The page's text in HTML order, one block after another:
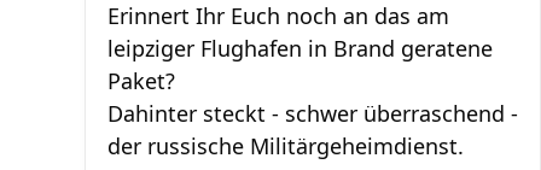
Erinnert Ihr Euch noch an das am
leipziger Flughafen in Brand geratene
Paket?
Dahinter steckt - schwer überraschend -
der russische Militärgeheimdienst.